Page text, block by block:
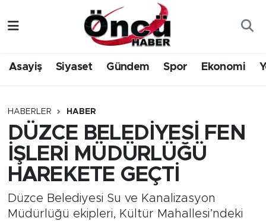
Asayiş Siyaset Gündem Spor Ekonomi
HABERLER HABER
DÜZCE BELEDİYESİ FEN
İŞLERİ MÜDÜRLÜĞÜ
HAREKETE GEÇTİ
Düzce Belediyesi Su ve Kanalizasyon
Müdürlüğü ekipleri, Kültür Mahallesi’ndeki
Gündem
Spor
Siyaset
Yerel Haber
Düzce Nöbetçi Eczaneler
Düzce Hava Durumu
Düzce Trafik Yoğunluk Haritası
Süper Lig Puan Durumu ve Fikstür
Tüm Manşetler